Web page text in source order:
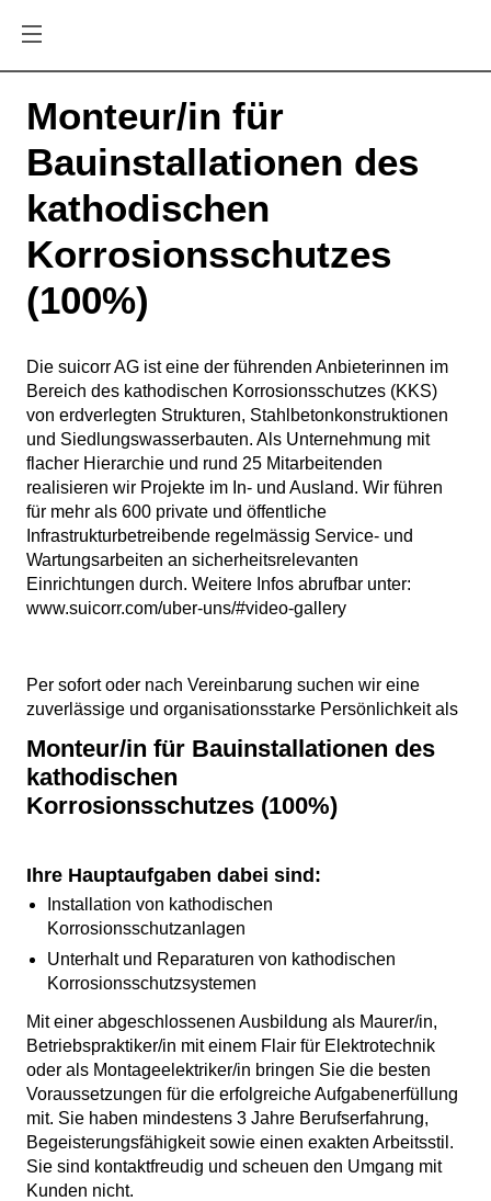
Monteur/in für
Bauinstallationen des
kathodischen
Korrosionsschutzes
(100%)
Die suicorr AG ist eine der führenden Anbieterinnen im
Bereich des kathodischen Korrosionsschutzes (KKS)
von erdverlegten Strukturen, Stahlbetonkonstruktionen
und Siedlungswasserbauten. Als Unternehmung mit
flacher Hierarchie und rund 25 Mitarbeitenden
realisieren wir Projekte im In- und Ausland. Wir führen
für mehr als 600 private und öffentliche
Infrastrukturbetreibende regelmässig Service- und
Wartungsarbeiten an sicherheitsrelevanten
Einrichtungen durch. Weitere Infos abrufbar unter:
www.suicorr.com/uber-uns/#video-gallery
Per sofort oder nach Vereinbarung suchen wir eine
zuverlässige und organisationsstarke Persönlichkeit als
Monteur/in für Bauinstallationen des
kathodischen
Korrosionsschutzes (100%)
Ihre Hauptaufgaben dabei sind:
Installation von kathodischen
Korrosionsschutzanlagen
Unterhalt und Reparaturen von kathodischen
Korrosionsschutzsystemen
Mit einer abgeschlossenen Ausbildung als Maurer/in,
Betriebspraktiker/in mit einem Flair für Elektrotechnik
oder als Montageelektriker/in bringen Sie die besten
Voraussetzungen für die erfolgreiche Aufgabenerfüllung
mit. Sie haben mindestens 3 Jahre Berufserfahrung,
Begeisterungsfähigkeit sowie einen exakten Arbeitsstil.
Sie sind kontaktfreudig und scheuen den Umgang mit
Kunden nicht.